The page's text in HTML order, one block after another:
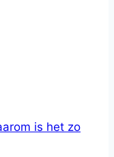
is het zo